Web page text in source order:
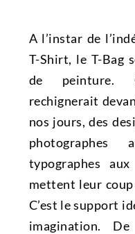
A l’instar de
T-Shirt, le T-Bag
de peinture.
rechignerait
nos jours, des
photographes
typographes
mettent leur
C’est le support
imagination.